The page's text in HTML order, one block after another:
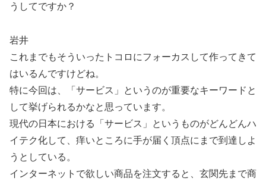
うしてですか？
岩井
これまでもそういったトコロにフォーカスして作ってきて
はいるんですけどね。
特に今回は、「サービス」というのが重要なキーワードと
して挙げられるかなと思っています。
現代の日本における「サービス」というものがどんどんハ
イテク化して、痒いところに手が届く頂点にまで到達しよ
うとしている。
インターネットで欲しい商品を注文すると、玄関先まで商